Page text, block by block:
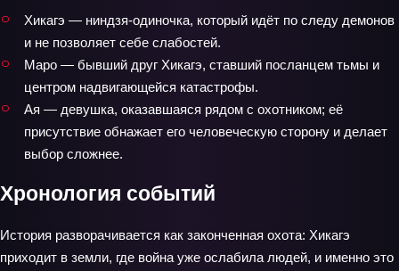
Хикагэ — ниндзя-одиночка, который идёт по следу демонов
и не позволяет себе слабостей.
Маро — бывший друг Хикагэ, ставший посланцем тьмы и
центром надвигающейся катастрофы.
Ая — девушка, оказавшаяся рядом с охотником; её
присутствие обнажает его человеческую сторону и делает
выбор сложнее.
Хронология событий
История разворачивается как законченная охота: Хикагэ
приходит в земли, где война уже ослабила людей, и именно это